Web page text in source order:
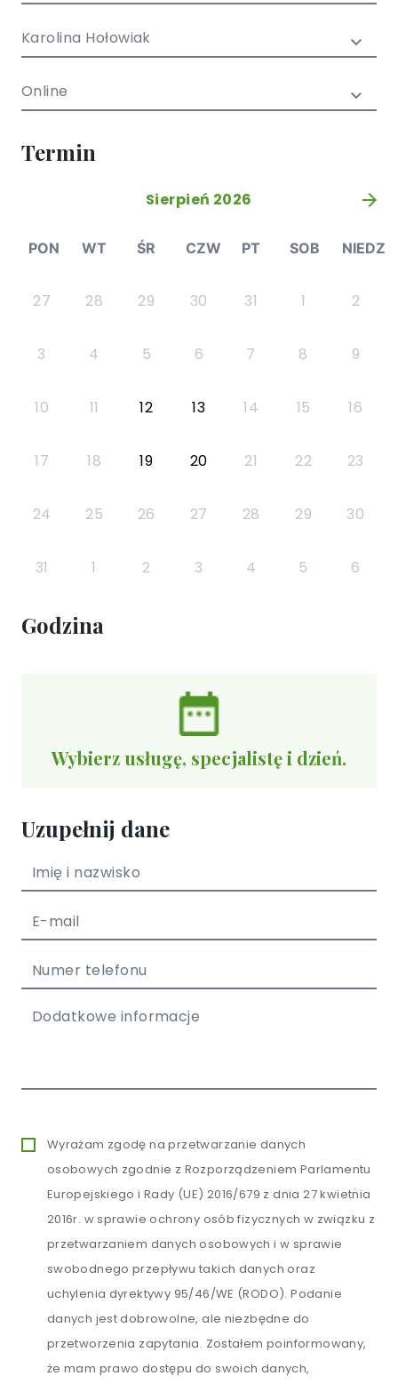
młodzieży
Karolina Hołowiak
Online
Termin
Sierpień 2026 »
PON WT ŚR CZW PT SOB NIEDZ
27 28 29 30 31 1 2
3 4 5 6 7 8 9
10 11 12 13 14 15 16
17 18 19 20 21 22 23
24 25 26 27 28 29 30
31 1 2 3 4 5 6
Godzina
Wybierz usługę, specjalistę i dzień.
Uzupełnij dane
Wyrażam zgodę na przetwarzanie danych
osobowych zgodnie z Rozporządzeniem Parlamentu
Europejskiego i Rady (UE) 2016/679 z dnia 27 kwietnia
2016r. w sprawie ochrony osób fizycznych w związku z
przetwarzaniem danych osobowych i w sprawie
swobodnego przepływu takich danych oraz
uchylenia dyrektywy 95/46/WE (RODO). Podanie
danych jest dobrowolne, ale niezbędne do
przetworzenia zapytania. Zostałem poinformowany,
że mam prawo dostępu do swoich danych,